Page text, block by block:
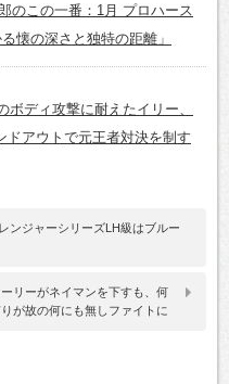
のこの一番：1月 プロハース
懐の深さと独特の距離」
ボディ攻撃に耐えたイリー、
ドアウトで元王者対決を制す
ンジャーシリーズLH級はブルー
リーがネイマンを下すも、何
が故の何にも無しファイトに